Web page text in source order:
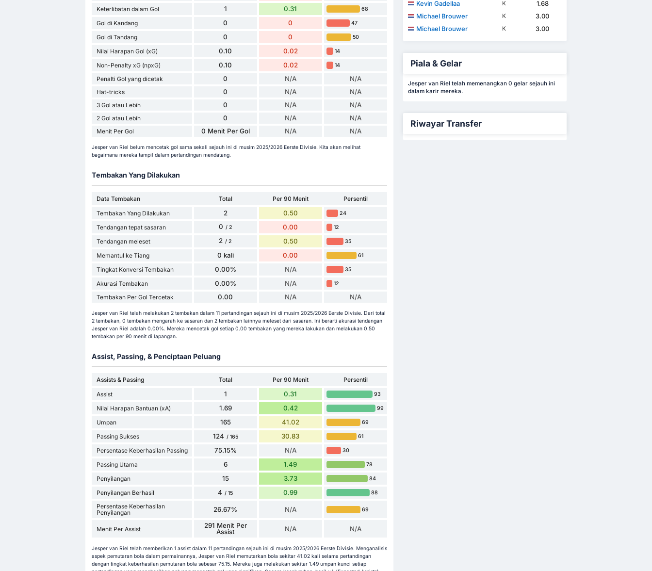
Keterlibatan dalam Gol 1 0.31 68
Gol di Kandang 0 0 47
Gol di Tandang 0 0 50
Nilai Harapan Gol (xG) 0.10 0.02 14
Non-Penalty xG (npxG) 0.10 0.02 14
Penalti Gol yang dicetak 0 N/A N/A
Hat-tricks 0 N/A N/A
3 Gol atau Lebih 0 N/A N/A
2 Gol atau Lebih 0 N/A N/A
Menit Per Gol 0 Menit Per Gol N/A N/A
Jesper van Riel belum mencetak gol sama sekali sejauh ini di musim 2025/2026 Eerste Divisie. Kita akan melihat
bagaimana mereka tampil dalam pertandingan mendatang.
Tembakan Yang Dilakukan
Data Tembakan Total Per 90 Menit
Persentil
Tembakan Yang Dilakukan
2 0.50 24
Tendangan tepat sasaran 0 / 2 0.00 12
Tendangan meleset 2 / 2 0.50 35
Memantul ke Tiang 0 kali 0.00 61
Tingkat Konversi Tembakan 0.00% N/A 35
Akurasi Tembakan 0.00% N/A 12
Tembakan Per Gol Tercetak 0.00 N/A N/A
Jesper van Riel telah melakukan 2 tembakan dalam 11 pertandingan sejauh ini di musim 2025/2026 Eerste Divisie. Dari total
2 tembakan, 0 tembakan mengarah ke sasaran dan 2 tembakan lainnya meleset dari sasaran. Ini berarti akurasi tendangan
Jesper van Riel adalah 0.00%. Mereka mencetak gol setiap 0.00 tembakan yang mereka lakukan dan melakukan 0.50
tembakan per 90 menit di lapangan.
Assist, Passing, & Penciptaan Peluang
Assists & Passing Total Per 90 Menit
Persentil
Assist
1 0.31 93
Nilai Harapan Bantuan (xA) 1.69 0.42 99
Umpan 165 41.02 69
Passing Sukses 124 / 165 30.83 61
Persentase Keberhasilan Passing 75.15% N/A 30
Passing Utama 6 1.49 78
Penyilangan 15 3.73 84
Penyilangan Berhasil 4 / 15 0.99 88
Persentase Keberhasilan
Penyilangan
26.67% N/A 69
Menit Per Assist
291 Menit Per
Assist
N/A N/A
Jesper van Riel telah memberikan 1 assist dalam 11 pertandingan sejauh ini di musim 2025/2026 Eerste Divisie. Menganalisis
aspek pemutaran bola dalam permainannya, Jesper van Riel memutarkan bola sekitar 41.02 kali selama pertandingan
dengan tingkat keberhasilan pemutaran bola sebesar 75.15. Mereka juga melakukan sekitar 1.49 umpan kunci setiap
Kevin Gadellaa
K
1.68
Michael Brouwer
K
3.00
Michael Brouwer
K 3.00
Piala & Gelar
Jesper van Riel telah memenangkan 0 gelar sejauh ini
dalam karir mereka.
Riwayar Transfer